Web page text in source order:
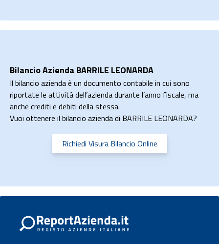
Bilancio Azienda BARRILE LEONARDA
Il bilancio azienda è un documento contabile in cui sono
riportate le attività dell’azienda durante l’anno fiscale, ma
anche crediti e debiti della stessa.
Vuoi ottenere il bilancio azienda di BARRILE LEONARDA?
Richiedi Visura Bilancio Online